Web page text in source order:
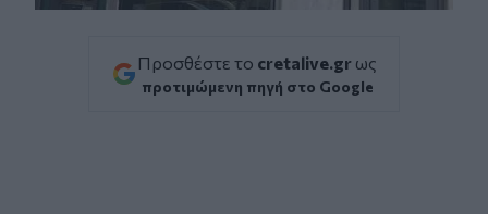
Προσθέστε το cretalive.gr ως
προτιμώμενη πηγή στο Google